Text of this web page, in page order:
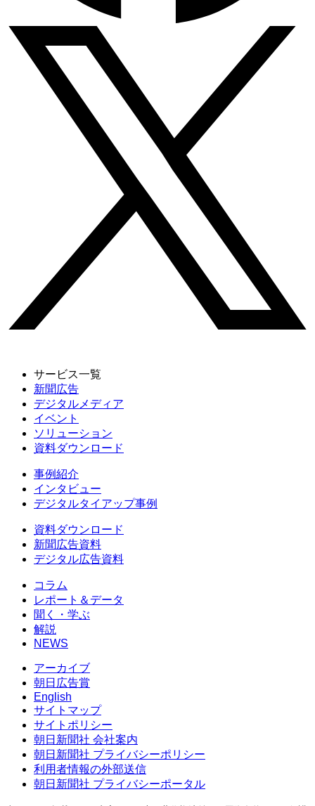
サービス一覧
新聞広告
デジタルメディア
イベント
ソリューション
資料ダウンロード
事例紹介
インタビュー
デジタルタイアップ事例
資料ダウンロード
新聞広告資料
デジタル広告資料
コラム
レポート＆データ
聞く・学ぶ
解説
NEWS
アーカイブ
朝日広告賞
English
サイトマップ
サイトポリシー
朝日新聞社 会社案内
朝日新聞社 プライバシーポリシー
利用者情報の外部送信
朝日新聞社 プライバシーポータル